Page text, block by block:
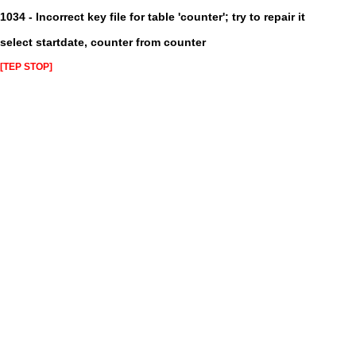
1034 - Incorrect key file for table 'counter'; try to repair it
select startdate, counter from counter
[TEP STOP]